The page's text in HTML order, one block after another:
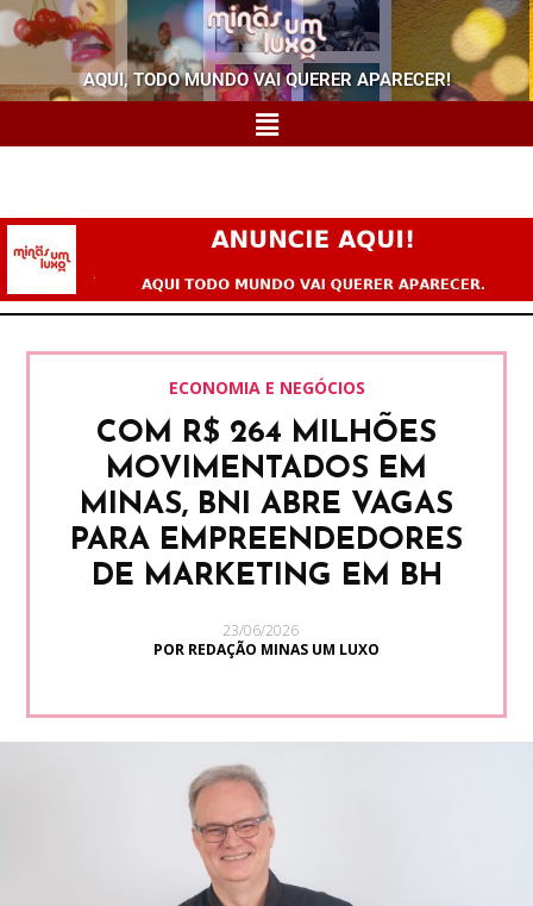
AQUI, TODO MUNDO VAI QUERER APARECER!
ECONOMIA E NEGÓCIOS
COM R$ 264 MILHÕES
MOVIMENTADOS EM
MINAS, BNI ABRE VAGAS
PARA EMPREENDEDORES
DE MARKETING EM BH
23/06/2026
POR REDAÇÃO MINAS UM LUXO